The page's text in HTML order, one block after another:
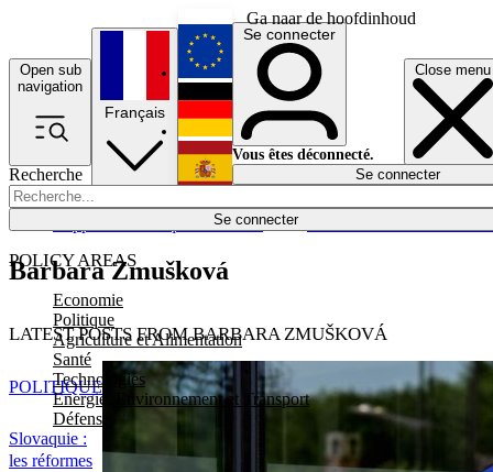
Ga naar de hoofdinhoud
Open sub
navigation
Close menu
Recherche
Se connecter
POLICY AREAS
Economie
Politique
Agriculture et Alimentation
Santé
Technologies
Energie, Environnement et Transport
Défense
Économie
Français
English
Deutsch
Español
Se connecter
Vous êtes déconnecté.
Se connecter
Barbara Zmušková
LATEST POSTS FROM BARBARA ZMUŠKOVÁ
Slovaquie :
les réformes
POLITIQUE